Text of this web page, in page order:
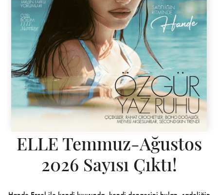
ELLE Temmuz-Ağustos
2026 Sayısı Çıktı!